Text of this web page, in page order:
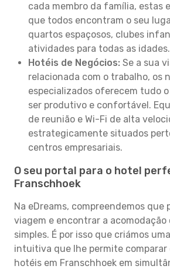
cada membro da família, estas
que todos encontram o seu
quartos espaçosos, clubes
atividades para todas as idades.
Hotéis de Negócios: Se a sua
relacionada com o trabalho, os
especializados oferecem tudo
ser produtivo e confortável.
de reunião e Wi-Fi de alta
estrategicamente situados
centros empresariais.
O seu portal para o hotel
Franschhoek
Na eDreams, compreendemos que
viagem e encontrar a acomodação
simples. É por isso que criámos
intuitiva que lhe permite comparar
hotéis em Franschhoek em